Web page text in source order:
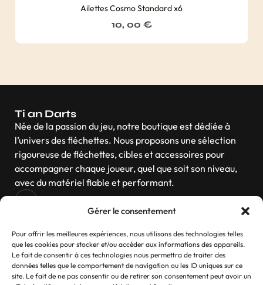
Gérer le consentement
Pour offrir les meilleures expériences, nous utilisons des technologies telles
que les cookies pour stocker et/ou accéder aux informations des appareils.
Le fait de consentir à ces technologies nous permettra de traiter des
données telles que le comportement de navigation ou les ID uniques sur ce
site. Le fait de ne pas consentir ou de retirer son consentement peut avoir un
Ailettes Cosmo Standard x6
10, 00 €
Ti an Darts
Née de la passion du jeu, notre boutique est dédiée à
l’univers des fléchettes. Nous proposons une sélection
rigoureuse de fléchettes, cibles et accessoires pour
accompagner chaque joueur, quel que soit son niveau,
avec du matériel fiable et performant.
Navigation